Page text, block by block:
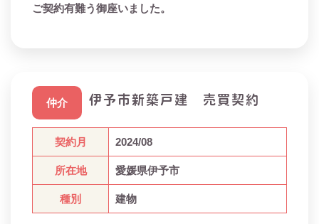
ご契約有難う御座いました。
伊予市新築戸建 売買契約
契約月 2024/08
所在地 愛媛県伊予市
種別 建物
仲介